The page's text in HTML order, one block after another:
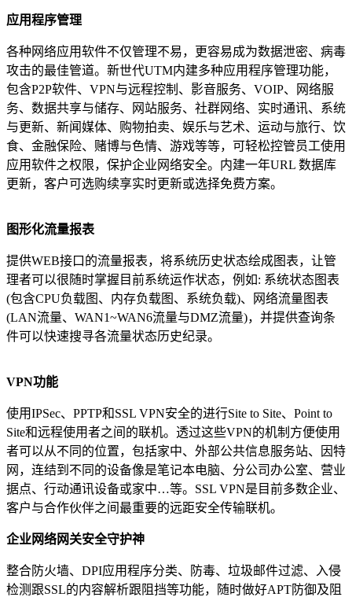
应用程序管理
各种网络应用软件不仅管理不易，更容易成为数据泄密、病毒
攻击的最佳管道。新世代UTM内建多种应用程序管理功能，
包含P2P软件、VPN与远程控制、影音服务、VOIP、网络服
务、数据共享与储存、网站服务、社群网络、实时通讯、系统
与更新、新闻媒体、购物拍卖、娱乐与艺术、运动与旅行、饮
食、金融保险、赌博与色情、游戏等等，可轻松控管员工使用
应用软件之权限，保护企业网络安全。内建一年URL 数据库
更新，客户可选购续享实时更新或选择免费方案。
图形化流量报表
提供WEB接口的流量报表，将系统历史状态绘成图表，让管
理者可以很随时掌握目前系统运作状态，例如: 系统状态图表
(包含CPU负载图、内存负载图、系统负载)、网络流量图表
(LAN流量、WAN1~WAN6流量与DMZ流量)，并提供查询条
件可以快速搜寻各流量状态历史纪录。
VPN功能
使用IPSec、PPTP和SSL VPN安全的进行Site to Site、Point to
Site和远程使用者之间的联机。透过这些VPN的机制方便使用
者可以从不同的位置，包括家中、外部公共信息服务站、因特
网，连结到不同的设备像是笔记本电脑、分公司办公室、营业
据点、行动通讯设备或家中…等。SSL VPN是目前多数企业、
客户与合作伙伴之间最重要的远距安全传输联机。
企业网络网关安全守护神
整合防火墙、DPI应用程序分类、防毒、垃圾邮件过滤、入侵
检测跟SSL的内容解析跟阻挡等功能，随时做好APT防御及阻